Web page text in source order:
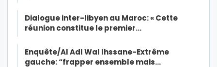
Dialogue inter-libyen au Maroc: « Cette
réunion constitue le premier…
Enquête/Al Adl Wal Ihssane-Extrême
gauche: “frapper ensemble mais…